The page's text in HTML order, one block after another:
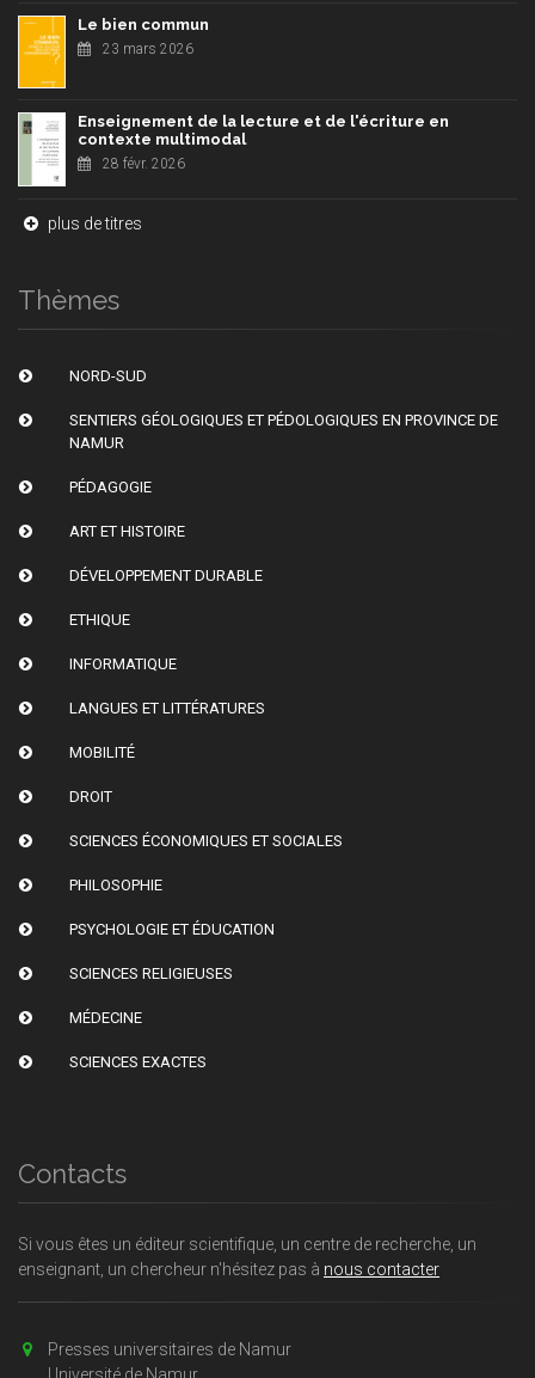
Le bien commun
23 mars 2026
Enseignement de la lecture et de l'écriture en
contexte multimodal
28 févr. 2026
plus de titres
Thèmes
NORD-SUD
SENTIERS GÉOLOGIQUES ET PÉDOLOGIQUES EN PROVINCE DE
NAMUR
PÉDAGOGIE
ART ET HISTOIRE
DÉVELOPPEMENT DURABLE
ETHIQUE
INFORMATIQUE
LANGUES ET LITTÉRATURES
MOBILITÉ
DROIT
SCIENCES ÉCONOMIQUES ET SOCIALES
PHILOSOPHIE
PSYCHOLOGIE ET ÉDUCATION
SCIENCES RELIGIEUSES
MÉDECINE
SCIENCES EXACTES
Contacts
Si vous êtes un éditeur scientifique, un centre de recherche, un
enseignant, un chercheur n'hésitez pas à nous contacter
Presses universitaires de Namur